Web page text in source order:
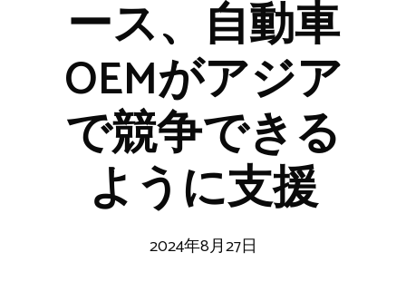
ース、自動車
OEMがアジア
で競争できる
ように支援
2024年8月27日